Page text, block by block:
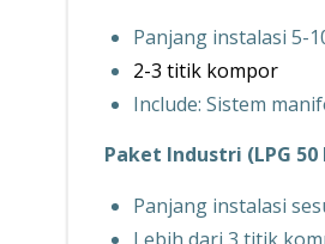
Panjang instalasi 5-
2-3 titik kompor
Include: Sistem
Paket Industri (LPG 50
Panjang instalasi